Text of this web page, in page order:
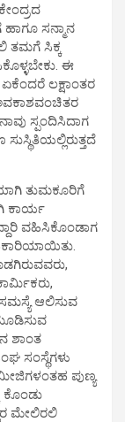
ಸನ್ಮಾನ
ತಮಗೆ ಸಿಕ್ಕ
ಈ
ಲಕ್ಷಾಂತರ
ಸ್ಪಂದಿಸಿದಾಗ
ತುಮಕೂರಿಗೆ
ಕಾರ್ಯ
ವಹಿಸಿಕೊಂಡಾಗ
ಸಮಸ್ಯೆ ಆಲಿಸುವ
ಶಾಂತ
ಸಂಸ್ಥೆಗಳು
ಪುಣ್ಯ
ಕೊಂಡು
ಮೇಲಿರಲಿ